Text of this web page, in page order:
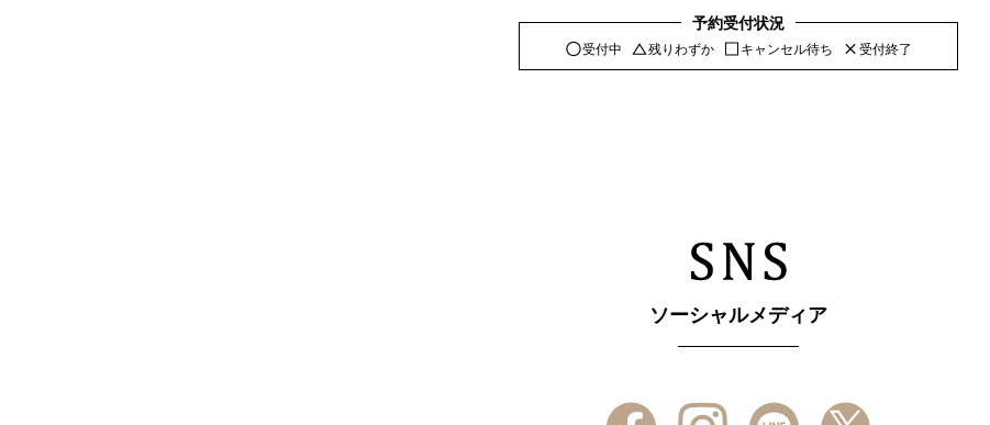
予約受付状況
受付中 残りわずか キャンセル待ち 受付終了
ソーシャルメディア